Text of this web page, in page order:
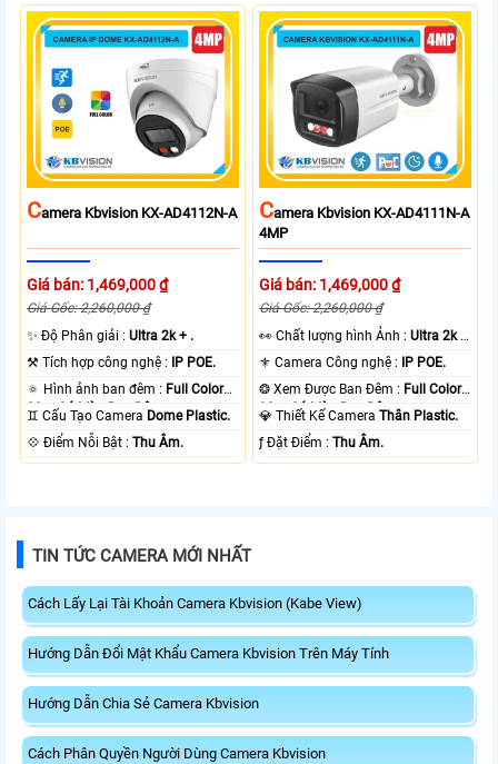
CAmera Kbvision KX-AD4112N-A
Giá bán: 1,469,000 ₫
Giá Gốc: 2,260,000 ₫
✨ Độ Phân giải :Ultra 2k + .
⚒ Tích hợp công nghệ : IP POE.
🔅 Hình ảnh ban đêm : Full Color
30m Có Màu Ban Ðêm.
♊ Cấu Tạo Camera Dome Plastic.
️💠 Điểm Nỗi Bật :Thu Âm.
CAmera Kbvision KX-AD4111N-A
4MP
Giá bán: 1,469,000 ₫
Giá Gốc: 2,260,000 ₫
️👀 Chất lượng hình Ảnh :Ultra 2k +
⚜️ Camera Công nghệ : IP POE.
❂ Xem Được Ban Đêm : Full Color
30m Có Màu Ban Ðêm.
💎 Thiết Kế CameraThân Plastic.
️ƒ Đặt Điểm :Thu Âm.
TIN TỨC CAMERA MỚI NHẤT
Cách Lấy Lại Tài Khoản Camera Kbvision (Kabe View)
Hướng Dẫn Đổi Mật Khẩu Camera Kbvision Trên Máy Tính
Hướng Dẫn Chia Sẻ Camera Kbvision
Cách Phân Quyền Người Dùng Camera Kbvision